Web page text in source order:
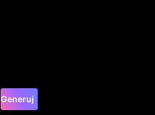
Generuj